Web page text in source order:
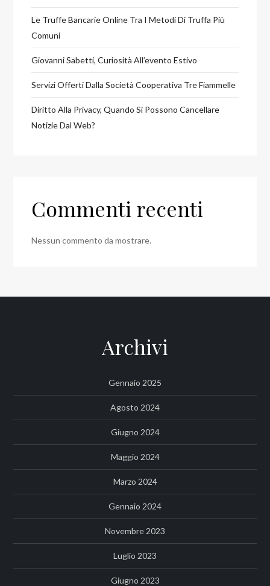
Le Truffe Bancarie Online Tra I Metodi Di Truffa Più
Comuni
Giovanni Sabetti, Curiosità All’evento Estivo
Servizi Offerti Dalla Società Cooperativa Tre Fiammelle
Diritto Alla Privacy, Quando Si Possono Cancellare
Notizie Dal Web?
Commenti recenti
Nessun commento da mostrare.
Archivi
Gennaio 2025
Agosto 2024
Giugno 2024
Maggio 2024
Marzo 2024
Gennaio 2024
Novembre 2023
Luglio 2023
Giugno 2023